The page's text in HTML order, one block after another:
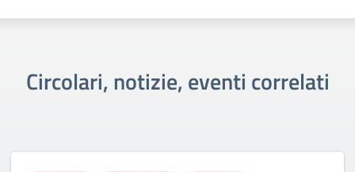
Circolari, notizie, eventi correlati